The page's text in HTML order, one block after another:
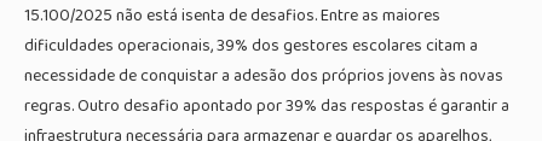
15.100/2025 não está isenta de desafios. Entre as maiores
dificuldades operacionais, 39% dos gestores escolares citam a
necessidade de conquistar a adesão dos próprios jovens às novas
regras. Outro desafio apontado por 39% das respostas é garantir a